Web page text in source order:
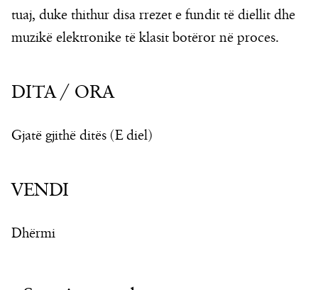
tuaj, duke thithur disa rrezet e fundit të diellit dhe
muzikë elektronike të klasit botëror në proces.
DITA / ORA
Gjatë gjithë ditës (E diel)
VENDI
Dhërmi